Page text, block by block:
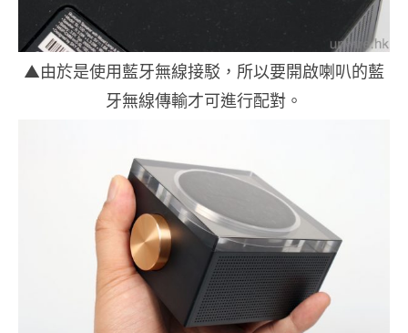
▲由於是使用藍牙無線接駁，所以要開啟喇叭的藍
牙無線傳輸才可進行配對。